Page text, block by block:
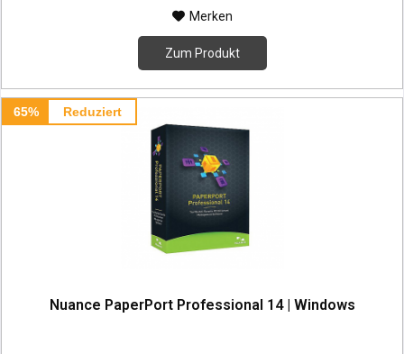
Merken
Zum Produkt
65% Reduziert
Nuance PaperPort Professional 14 | Windows